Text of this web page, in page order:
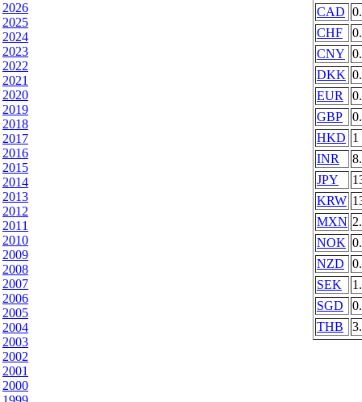
2026
2025
2024
2023
2022
2021
2020
2019
2018
2017
2016
2015
2014
2013
2012
2011
2010
2009
2008
2007
2006
2005
2004
2003
2002
2001
2000
CAD
CHF
CNY
DKK
EUR
GBP
HKD 1
INR
JPY
KRW
MXN
NOK
NZD
SEK
SGD
THB